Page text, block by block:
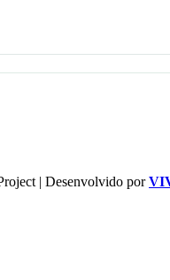
| Desenvolvido por